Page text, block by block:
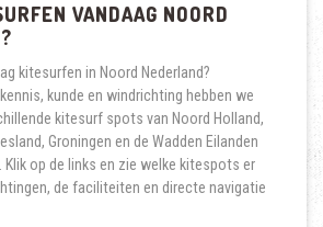
VANDAAG NOORD
kitesurfen in Noord Nederland?
kunde en windrichting hebben we
kitesurf spots van Noord Holland,
Groningen en de Wadden Eilanden
Klik op de links en zie welke kitespots er
de faciliteiten en directe navigatie